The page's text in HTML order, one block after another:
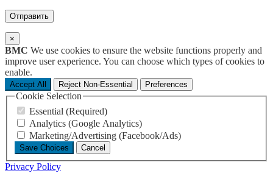
×
BMC We use cookies to ensure the website functions properly and
improve user experience. You can choose which types of cookies to
enable.
Accept All Reject Non-Essential Preferences
Cookie Selection
Essential (Required)
Analytics (Google Analytics)
Marketing/Advertising (Facebook/Ads)
Save Choices Cancel
Privacy Policy